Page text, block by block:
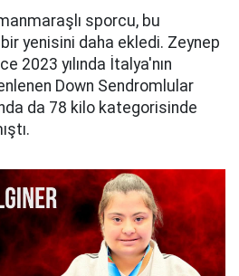
sporcu, bu
yenisini daha ekledi. Zeynep
2023 yılında İtalya'nın
Down Sendromlular
da 78 kilo kategorisinde